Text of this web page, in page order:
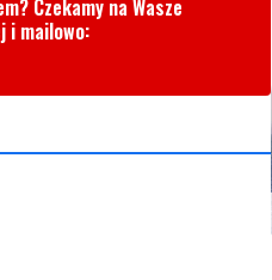
Czekamy na Wasze
i mailowo: